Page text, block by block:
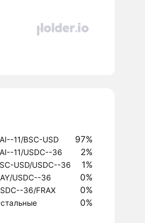
11/BSC-USD 97%
11/USDC--36 2%
USD/USDC--36 1%
USDC--36 0%
36/FRAX 0%
0%